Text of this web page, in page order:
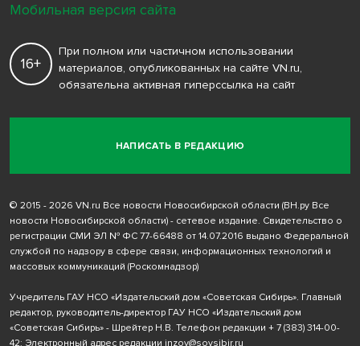
НАПИСАТЬ В РЕДАКЦИЮ
16+
При полном или частичном использовании
материалов, опубликованных на сайте VN.ru,
обязательна активная гиперссылка на сайт
© 2015 - 2026 VN.ru Все новости Новосибирской области (ВН.ру Все
новости Новосибирской области) - сетевое издание. Свидетельство о
регистрации СМИ ЭЛ № ФС 77-66488 от 14.07.2016 выдано Федеральной
службой по надзору в сфере связи, информационных технологий и
массовых коммуникаций (Роскомнадзор)
Учредитель ГАУ НСО «Издательский дом «Советская Сибирь». Главный
редактор, руководитель-директор ГАУ НСО «Издательский дом
«Советская Сибирь» - Шрейтер Н.В. Телефон редакции + 7 (383) 314-00-
42; Электронный адрес редакции inzov@sovsibir.ru
Мобильная версия сайта